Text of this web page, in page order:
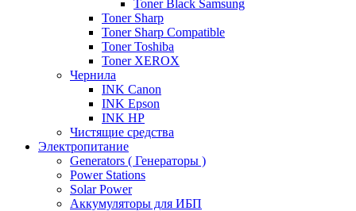
Toner Black Samsung
Toner Sharp
Toner Sharp Compatible
Toner Toshiba
Toner XEROX
Чернила
INK Canon
INK Epson
INK HP
Чистящие средства
Электропитание
Generators ( Генераторы )
Power Stations
Solar Power
Аккумуляторы для ИБП